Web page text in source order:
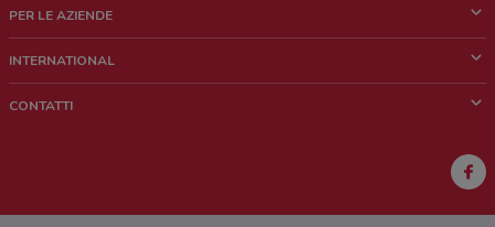
Chi siamo
Lavora con noi
PER LE AZIENDE
Richieste commerciali e marketing
INTERNATIONAL
CONTATTI
Hai un malfunzionamento sul web o sull'app?